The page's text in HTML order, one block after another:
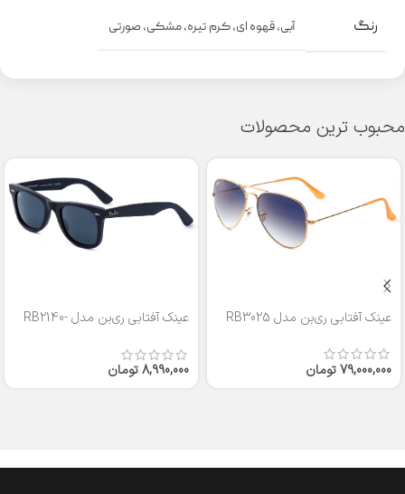
رنگ آبی,قهوه ای,کرم تیره,مشکی, صورتی
محبوب ترین محصولات
عینک آفتابی ری‌بن مدل RB3025
79,000,000تومان
عینک آفتابی ری‌بن مدل RB2140-
8,990,000تومان